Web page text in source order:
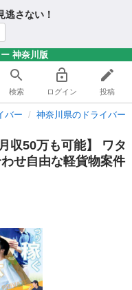
逃さない！
神奈川版
検索 ログイン 投稿
バー 神奈川県のドライバー
収50万も可能】 ワタ
せ自由な軽貨物案件